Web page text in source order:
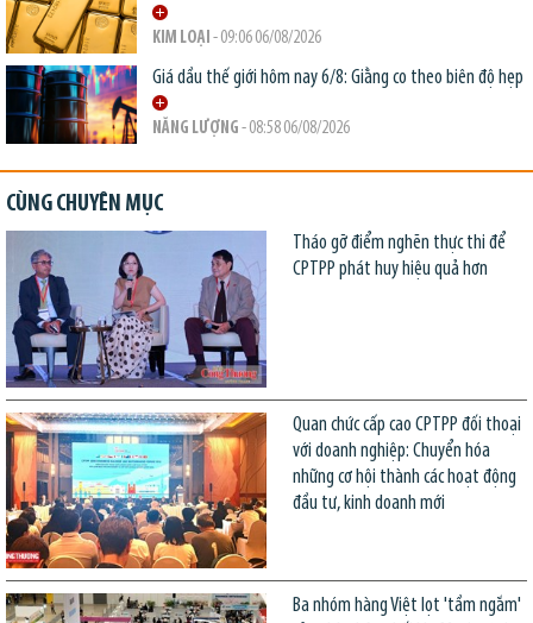
KIM LOẠI - 09:06 06/08/2026
Giá dầu thế giới hôm nay 6/8: Giằng co theo biên độ hẹp
NĂNG LƯỢNG - 08:58 06/08/2026
CÙNG CHUYÊN MỤC
Tháo gỡ điểm nghẽn thực thi để
CPTPP phát huy hiệu quả hơn
Quan chức cấp cao CPTPP đối thoại
với doanh nghiệp: Chuyển hóa
những cơ hội thành các hoạt động
đầu tư, kinh doanh mới
Ba nhóm hàng Việt lọt 'tầm ngắm'